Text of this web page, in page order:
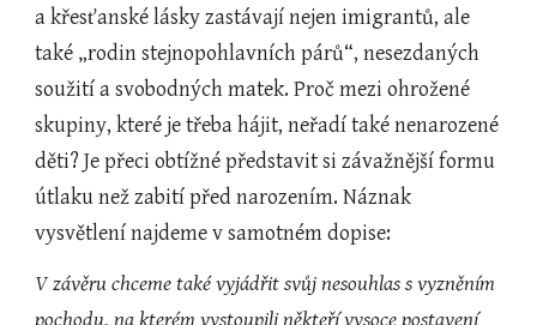
a křesťanské lásky zastávají nejen imigrantů, ale
také „rodin stejnopohlavních párů“, nesezdaných
soužití a svobodných matek. Proč mezi ohrožené
skupiny, které je třeba hájit, neřadí také nenarozené
děti? Je přeci obtížné představit si závažnější formu
útlaku než zabití před narozením. Náznak
vysvětlení najdeme v samotném dopise:
V závěru chceme také vyjádřit svůj nesouhlas s vyzněním
pochodu, na kterém vystoupili někteří vysoce postavení